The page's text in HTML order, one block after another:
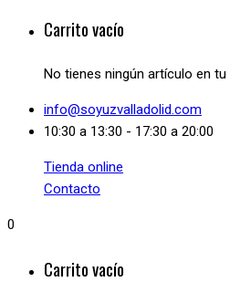
Carrito vacío
No tienes ningún artículo en
info@soyuzvalladolid.com
10:30 a 13:30 - 17:30 a 20:00
Tienda online
Contacto
0
Carrito vacío